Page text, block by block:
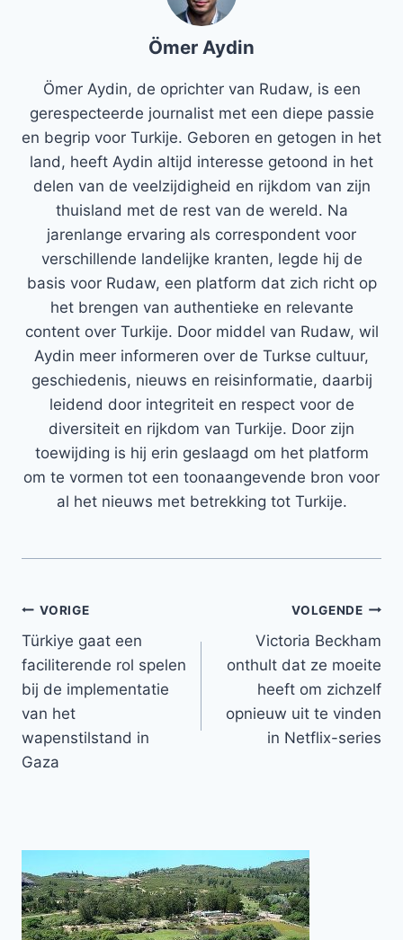
Ömer Aydin
Ömer Aydin, de oprichter van Rudaw, is een
gerespecteerde journalist met een diepe passie
en begrip voor Turkije. Geboren en getogen in het
land, heeft Aydin altijd interesse getoond in het
delen van de veelzijdigheid en rijkdom van zijn
thuisland met de rest van de wereld. Na
jarenlange ervaring als correspondent voor
verschillende landelijke kranten, legde hij de
basis voor Rudaw, een platform dat zich richt op
het brengen van authentieke en relevante
content over Turkije. Door middel van Rudaw, wil
Aydin meer informeren over de Turkse cultuur,
geschiedenis, nieuws en reisinformatie, daarbij
leidend door integriteit en respect voor de
diversiteit en rijkdom van Turkije. Door zijn
toewijding is hij erin geslaagd om het platform
om te vormen tot een toonaangevende bron voor
al het nieuws met betrekking tot Turkije.
Bericht
navigatie
VORIGE
Türkiye gaat een
faciliterende rol spelen
bij de implementatie
van het
wapenstilstand in
Gaza
VOLGENDE
Victoria Beckham
onthult dat ze moeite
heeft om zichzelf
opnieuw uit te vinden
in Netflix-series